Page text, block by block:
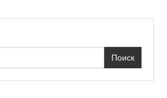
Поиск